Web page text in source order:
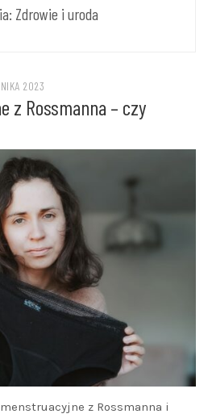
Zdrowie i uroda
2023
z Rossmanna – czy
z Rossmanna i